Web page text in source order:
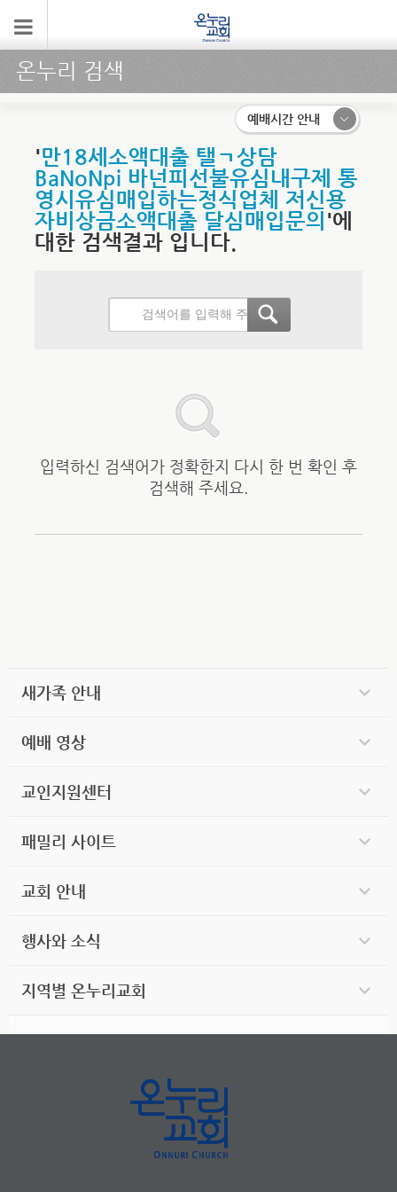
온누리 검색
예배시간 안내
'만18세소액대출 탤ㄱ상담
BaNoNpi 바넌피선불유심내구제 통
영시유심매입하는정식업체 저신용
자비상금소액대출 달심매입문의 '에
대한 검색결과 입니다.
입력하신 검색어가 정확한지 다시 한 번 확인 후
검색해 주세요.
새가족 안내
예배 영상
교인지원센터
패밀리 사이트
교회 안내
행사와 소식
지역별 온누리교회